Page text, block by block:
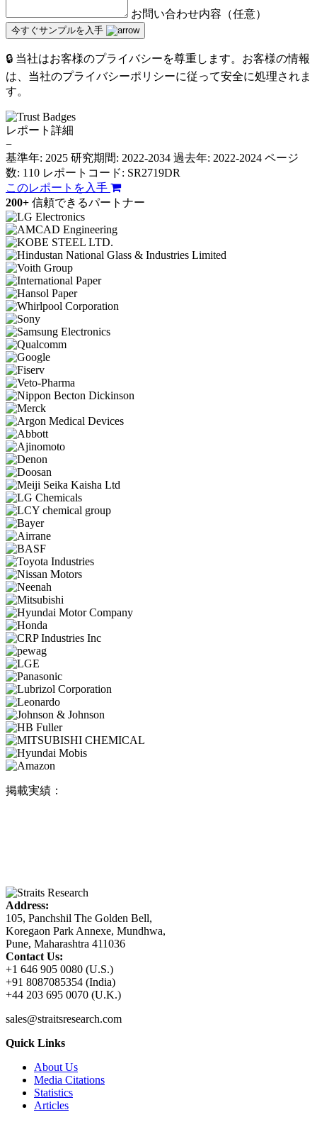
お問い合わせ内容（任意）
今すぐサンプルを入手
🔒 当社はお客様のプライバシーを尊重します。お客様の情報
は、当社のプライバシーポリシーに従って安全に処理されま
す。
レポート詳細
−
基準年: 2025 研究期間: 2022-2034 過去年: 2022-2024 ページ
数: 110 レポートコード: SR2719DR
このレポートを入手
200+ 信頼できるパートナー
掲載実績：
Address:
105, Panchshil The Golden Bell,
Koregaon Park Annexe, Mundhwa,
Pune, Maharashtra 411036
Contact Us:
+1 646 905 0080 (U.S.)
+91 8087085354 (India)
+44 203 695 0070 (U.K.)
sales@straitsresearch.com
Quick Links
About Us
Media Citations
Statistics
Articles